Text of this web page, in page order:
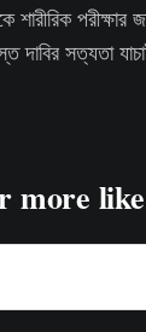
পরীক্ষার
দাবির সত্যতা
more